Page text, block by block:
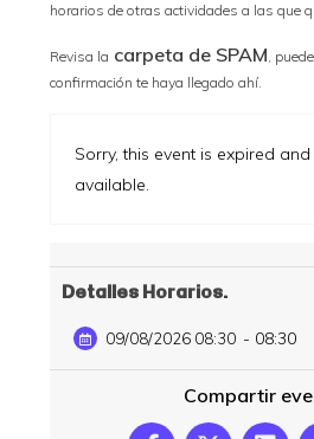
horarios de otras actividades a las que
Revisa la carpeta de SPAM,
confirmación te haya llegado ahí.
Sorry, this event is expired
available.
Detalles Horarios:
09/08/2026 08:30 - 08:30
Compartir